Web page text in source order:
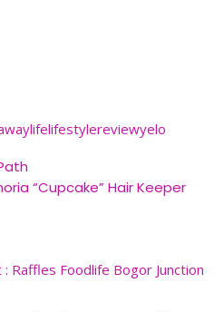
lifelifestylereviewyelo
“Cupcake” Hair Keeper